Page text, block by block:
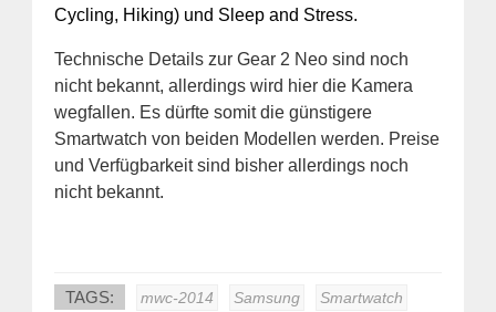
Cycling, Hiking) und Sleep and Stress.
Technische Details zur Gear 2 Neo sind noch
nicht bekannt, allerdings wird hier die Kamera
wegfallen. Es dürfte somit die günstigere
Smartwatch von beiden Modellen werden. Preise
und Verfügbarkeit sind bisher allerdings noch
nicht bekannt.
TAGS: mwc-2014 Samsung Smartwatch